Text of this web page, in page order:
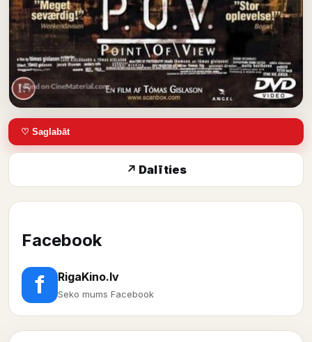
♡ Saglabāt
↗ Dalīties
Facebook
f RigaKino.lv
Seko mums Facebook